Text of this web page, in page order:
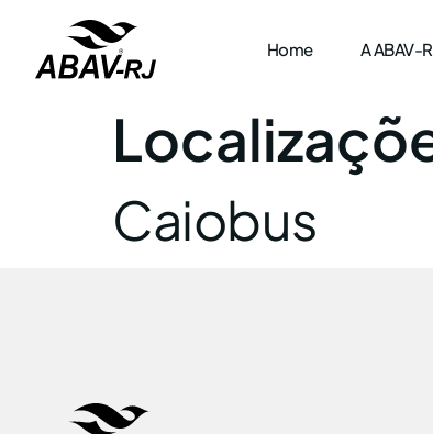
Home A ABAV-
Caiobus